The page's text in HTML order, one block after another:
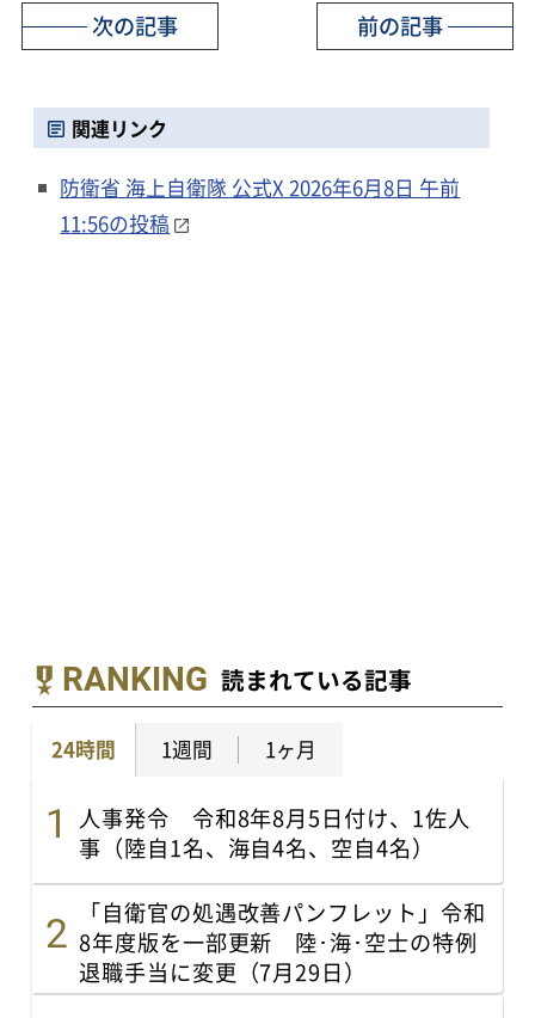
前の記事
次の記事
関連リンク
防衛省 海上自衛隊 公式X 2026年6月8日 午前
11:56の投稿
RANKING 読まれている記事
24時間 1週間 1ヶ月
人事発令 令和8年8月5日付け、1佐人
事（陸自1名、海自4名、空自4名）
「自衛官の処遇改善パンフレット」令和
8年度版を一部更新 陸･海･空士の特例
退職手当に変更（7月29日）